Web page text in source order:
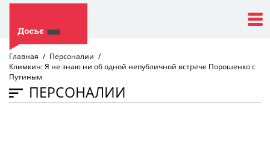
Главная
Персоналии
Климкин: Я не знаю ни об одной непубличной встрече Порошенко с
Путиным
ПЕРСОНАЛИИ